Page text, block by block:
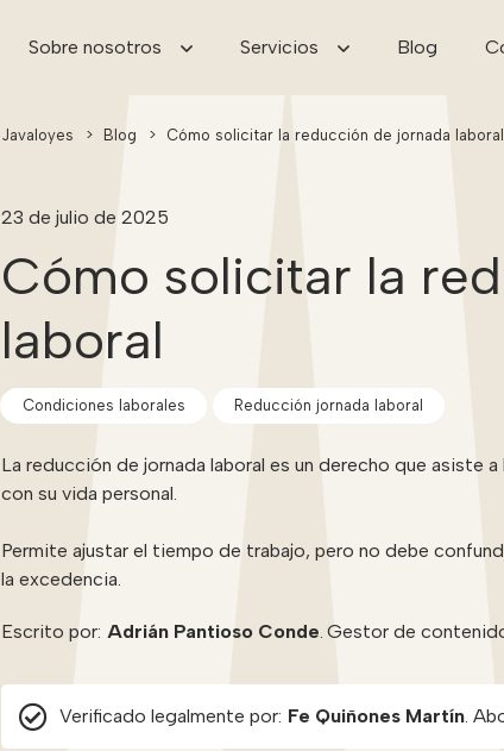
Sobre nosotros Servicios Blog
Javaloyes > Blog > Cómo solicitar la reducción de jornada laboral
23 de julio de 2025
Cómo solicitar la
laboral
Condiciones laborales Reducción jornada laboral
La reducción de jornada laboral es un derecho que asiste
con su vida personal.
Permite ajustar el tiempo de trabajo, pero no debe
la excedencia.
Escrito por: Adrián Pantioso Conde Gestor de
Verificado legalmente por: Fe Quiñones Martín.